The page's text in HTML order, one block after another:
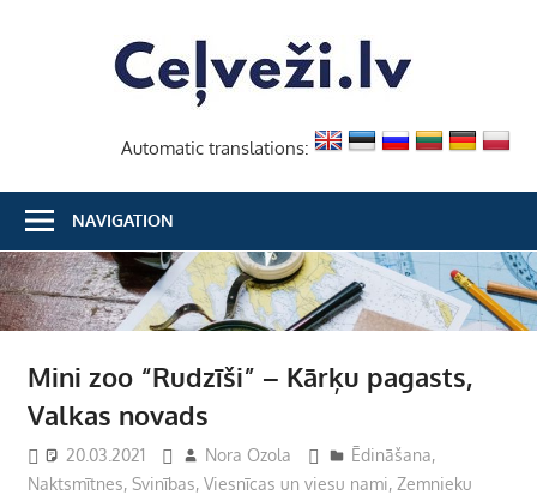
Automatic translations:
NAVIGATION
Mini zoo “Rudzīši” – Kārķu pagasts,
Valkas novads
20.03.2021 Nora Ozola Ēdināšana,
Naktsmītnes, Svinības, Viesnīcas un viesu nami, Zemnieku